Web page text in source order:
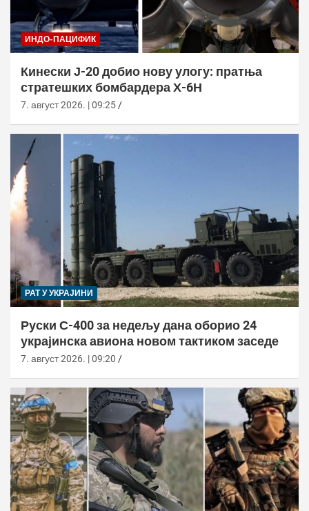
ИНДО-ПАЦИФИК
Кинески Ј-20 добио нову улогу: пратња
стратешких бомбардера Х-6Н
7. август 2026. | 09:25
РАТ У УКРАЈИНИ
Руски С-400 за недељу дана оборио 24
украјинска авиона новом тактиком заседе
7. август 2026. | 09:20